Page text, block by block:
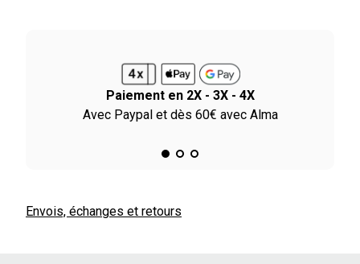
Paiement en 2X - 3X - 4X
Avec Paypal et dès 60€ avec Alma
Envois, échanges et retours